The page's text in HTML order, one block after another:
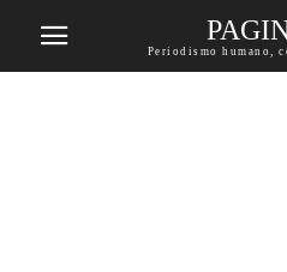
Periodismo humano,